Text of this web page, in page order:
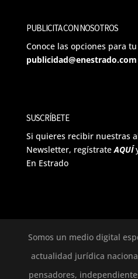
PUBLICITA CON NOSOTROS
Conoce las opciones para
publicidad@enestrado.com
SUSCRÍBETE
Si quieres recibir nuestras
Newsletter, regístrateAQUÍ
En Estrado
Somos un medio digital
actualidad jurídica
pensadores,